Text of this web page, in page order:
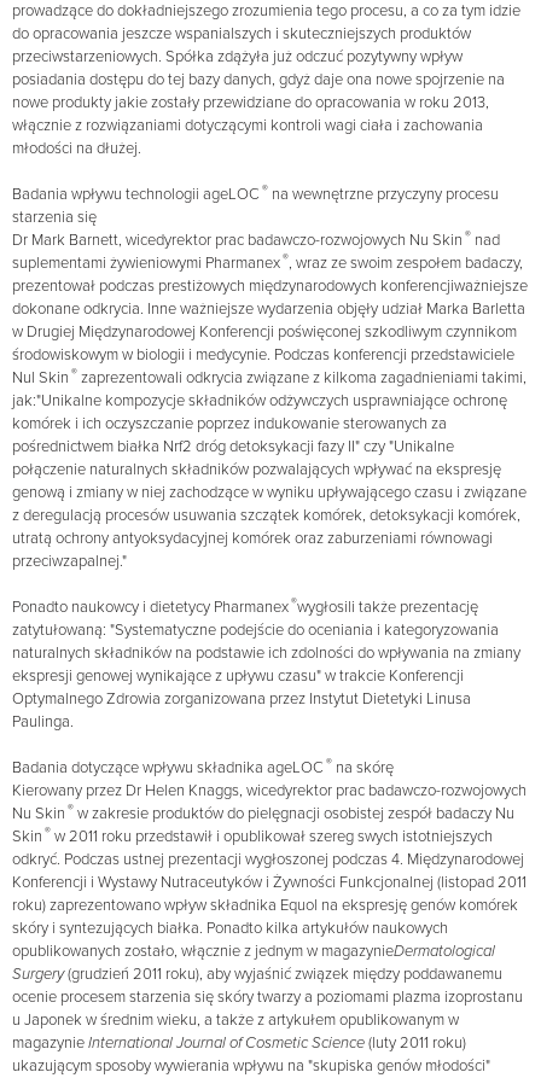
prowadzące do dokładniejszego zrozumienia tego procesu, a co za tym idzie
do opracowania jeszcze wspanialszych i skuteczniejszych produktów
przeciwstarzeniowych. Spółka zdążyła już odczuć pozytywny wpływ
posiadania dostępu do tej bazy danych, gdyż daje ona nowe spojrzenie na
nowe produkty jakie zostały przewidziane do opracowania w roku 2013,
włącznie z rozwiązaniami dotyczącymi kontroli wagi ciała i zachowania
młodości na dłużej.
Badania wpływu technologii ageLOC ® na wewnętrzne przyczyny procesu
starzenia się
Dr Mark Barnett, wicedyrektor prac badawczo-rozwojowych Nu Skin ® nad
suplementami żywieniowymi Pharmanex®, wraz ze swoim zespołem badaczy,
prezentował podczas prestiżowych międzynarodowych konferencjiważniejsze
dokonane odkrycia. Inne ważniejsze wydarzenia objęły udział Marka Barletta
w Drugiej Międzynarodowej Konferencji poświęconej szkodliwym czynnikom
środowiskowym w biologii i medycynie. Podczas konferencji przedstawiciele
Nul Skin ® zaprezentowali odkrycia związane z kilkoma zagadnieniami takimi,
jak:"Unikalne kompozycje składników odżywczych usprawniające ochronę
komórek i ich oczyszczanie poprzez indukowanie sterowanych za
pośrednictwem białka Nrf2 dróg detoksykacji fazy II" czy "Unikalne
połączenie naturalnych składników pozwalających wpływać na ekspresję
genową i zmiany w niej zachodzące w wyniku upływającego czasu i związane
z deregulacją procesów usuwania szczątek komórek, detoksykacji komórek,
utratą ochrony antyoksydacyjnej komórek oraz zaburzeniami równowagi
przeciwzapalnej."
Ponadto naukowcy i dietetycy Pharmanex®wygłosili także prezentację
zatytułowaną: "Systematyczne podejście do oceniania i kategoryzowania
naturalnych składników na podstawie ich zdolności do wpływania na zmiany
ekspresji genowej wynikające z upływu czasu" w trakcie Konferencji
Optymalnego Zdrowia zorganizowana przez Instytut Dietetyki Linusa
Paulinga.
Badania dotyczące wpływu składnika ageLOC ® na skórę
Kierowany przez Dr Helen Knaggs, wicedyrektor prac badawczo-rozwojowych
Nu Skin ® w zakresie produktów do pielęgnacji osobistej zespół badaczy Nu
Skin ® w 2011 roku przedstawił i opublikował szereg swych istotniejszych
odkryć. Podczas ustnej prezentacji wygłoszonej podczas 4. Międzynarodowej
Konferencji i Wystawy Nutraceutyków i Żywności Funkcjonalnej (listopad 2011
roku) zaprezentowano wpływ składnika Equol na ekspresję genów komórek
skóry i syntezujących białka. Ponadto kilka artykułów naukowych
opublikowanych zostało, włącznie z jednym w magazynieDermatological
Surgery(grudzień 2011 roku), aby wyjaśnić związek między poddawanemu
ocenie procesem starzenia się skóry twarzy a poziomami plazma izoprostanu
u Japonek w średnim wieku, a także z artykułem opublikowanym w
magazynieInternational Journal of Cosmetic Science(luty 2011 roku)
ukazującym sposoby wywierania wpływu na "skupiska genów młodości"